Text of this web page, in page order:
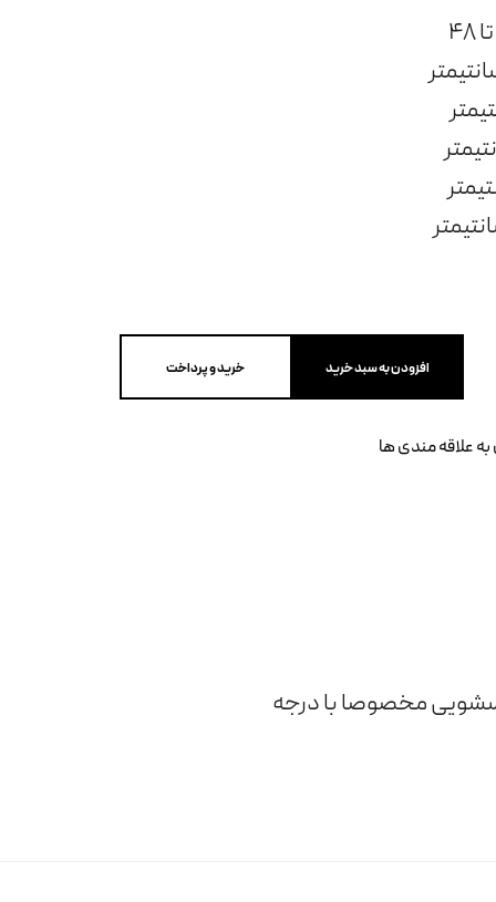
افزودن به سبد خرید خرید و پرداخت
علاقه مندی ها
مخصوصا با درجه